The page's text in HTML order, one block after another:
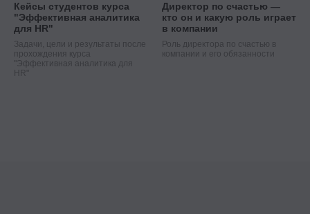
Кейсы студентов курса
"Эффективная аналитика
для HR"
Задачи, цели и результаты после
прохождения курса
"Эффективная аналитика для
HR"
Директор по счастью —
кто он и какую роль играет
в компании
Роль директора по счастью в
компании и его обязанности